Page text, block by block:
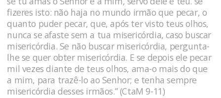
fizeres isto: não haja no mundo irmão que pecar, o
quanto puder pecar, que, após ter visto teus olhos,
nunca se afaste sem a tua misericórdia, caso buscar
misericórdia. Se não buscar misericórdia, pergunta-
lhe se quer obter misericórdia. E se depois ele pecar
mil vezes diante de teus olhos, ama-o mais do que
a mim, para trazê-lo ao Senhor; e tenha sempre
misericórdia desses irmãos.” (CtaM 9-11)